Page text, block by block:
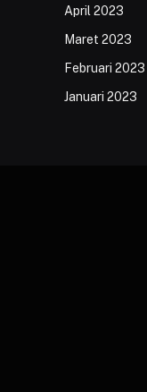
April 2023
Maret 2023
Februari 2023
Januari 2023